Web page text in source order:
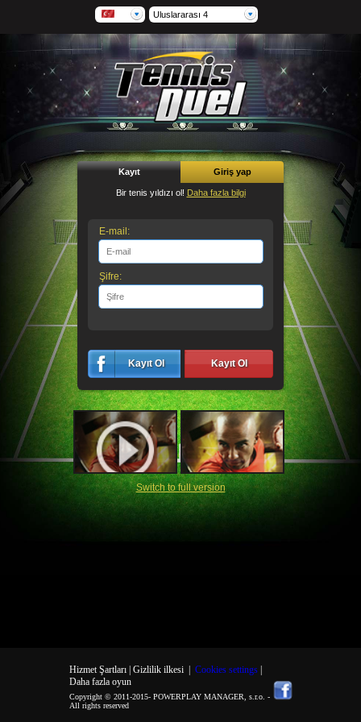
Uluslararası 4
Kayıt Giriş yap
Bir tenis yıldızı ol! Daha fazla bilgi
E-mail:
Şifre:
Kayıt Ol Kayıt Ol
Switch to full version
Hizmet Şartları | Gizlilik ilkesi| Cookies settings
Daha fazla oyun
Copyright © 2011-2015- POWERPLAY MANAGER, s.r.o. -
All rights reserved